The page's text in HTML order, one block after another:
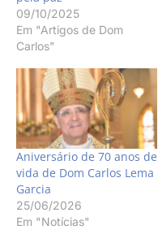
09/10/2025
Em "Artigos de Dom
Carlos"
Aniversário de 70 anos de
vida de Dom Carlos Lema
Garcia
25/06/2026
Em "Notícias"